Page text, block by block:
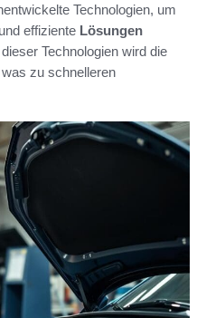
Technologien, um
effiziente Lösungen
Technologien wird die
zu schnelleren